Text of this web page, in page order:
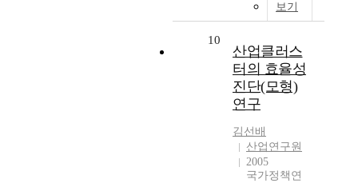
보기
10
산업클러스
터의 효율성
진단(모형)
연구
김선배
산업연구원
2005
국가정책연